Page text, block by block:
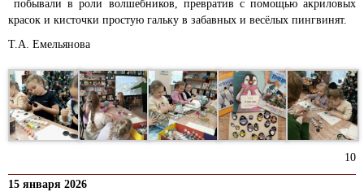
побывали в роли волшебников, превратив с помощью акриловых
красок и кисточки простую гальку в забавных и весёлых пингвинят.
Т.А. Емельянова
10
15 января 2026